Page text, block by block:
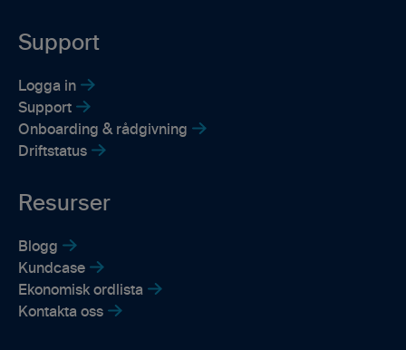
Support
Logga in
Support
Onboarding & rådgivning
Driftstatus
Resurser
Blogg
Kundcase
Ekonomisk ordlista
Kontakta oss